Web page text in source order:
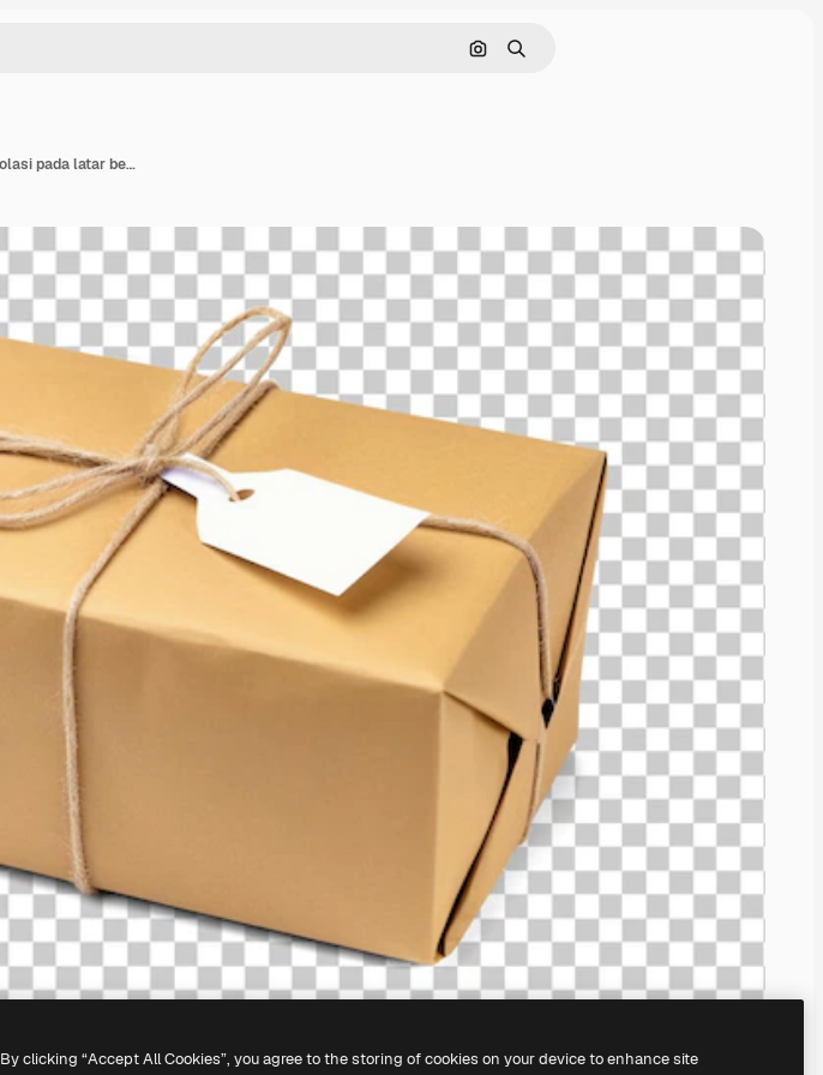
Pencarian berdasarkan gambar
Mencari
Kotak paket bungkusan kertas coklat yang dibungkus terisolasi pada latar belakang transparan atau putih png
By clicking “Accept All Cookies”, you agree to the storing of cookies on your device to enhance site